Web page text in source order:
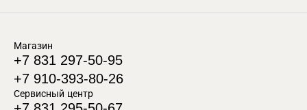
Магазин
+7 831 297-50-95
+7 910-393-80-26
Сервисный центр